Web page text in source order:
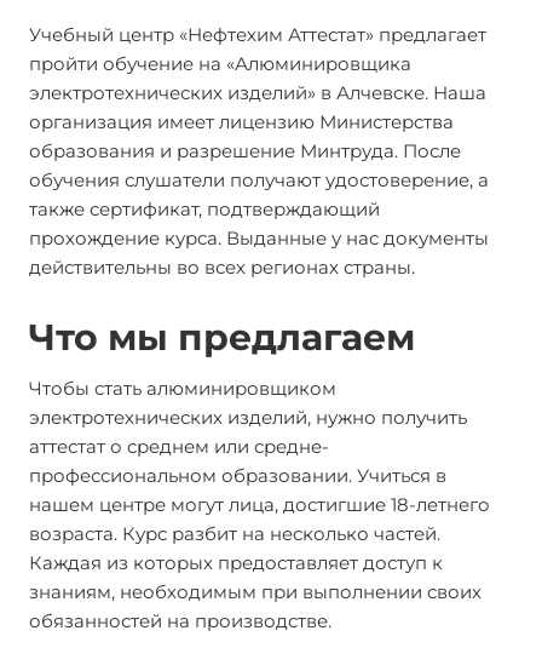
Учебный центр «Нефтехим Аттестат» предлагает
пройти обучение на «Алюминировщика
электротехнических изделий» в Алчевске. Наша
организация имеет лицензию Министерства
образования и разрешение Минтруда. После
обучения слушатели получают удостоверение, а
также сертификат, подтверждающий
прохождение курса. Выданные у нас документы
действительны во всех регионах страны.
Что мы предлагаем
Чтобы стать алюминировщиком
электротехнических изделий, нужно получить
аттестат о среднем или средне-
профессиональном образовании. Учиться в
нашем центре могут лица, достигшие 18-летнего
возраста. Курс разбит на несколько частей.
Каждая из которых предоставляет доступ к
знаниям, необходимым при выполнении своих
обязанностей на производстве.